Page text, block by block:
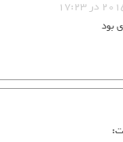
17:23
بود